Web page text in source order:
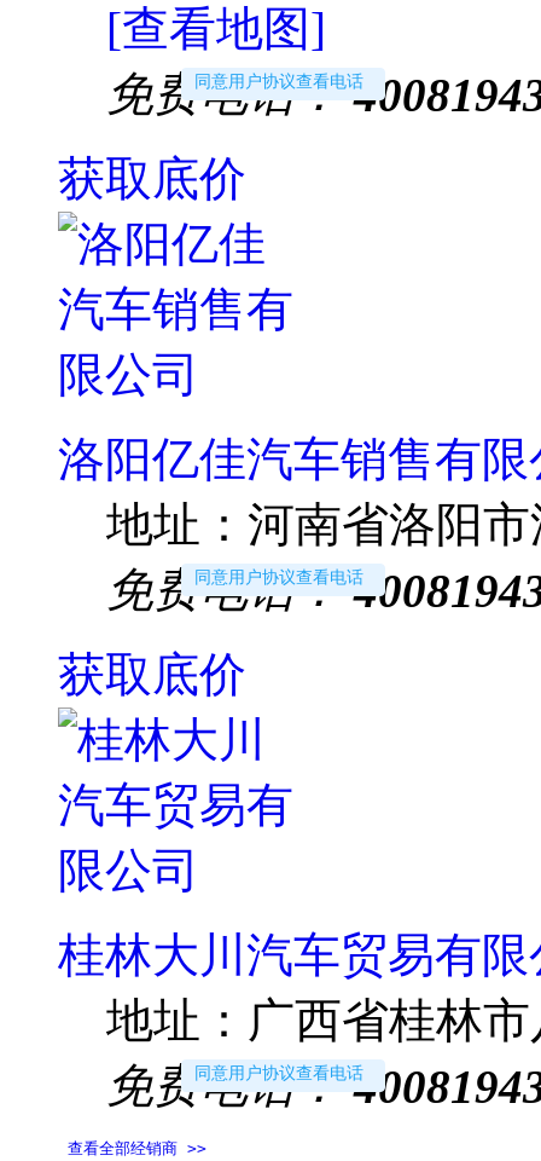
[查看地图]
免费电话：
同意用户协议查看电话
获取底价
洛阳亿佳汽车销售有限
地址： 河南省洛阳
免费电话：
同意用户协议查看电话
获取底价
桂林大川汽车贸易有限
地址： 广西省桂林
免费电话：
同意用户协议查看电话
查看全部经销商 >>